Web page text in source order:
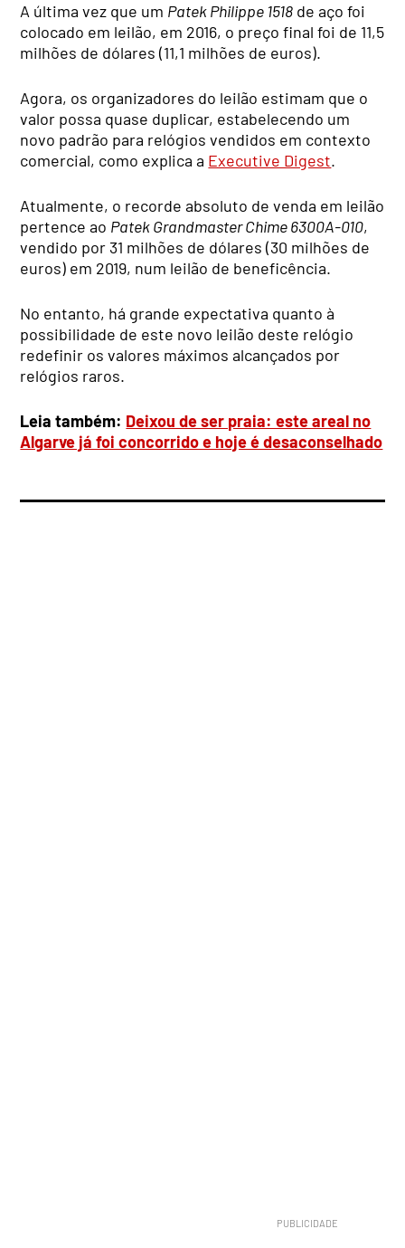
A última vez que um Patek Philippe 1518 de aço foi
colocado em leilão, em 2016, o preço final foi de 11,5
milhões de dólares (11,1 milhões de euros).
Agora, os organizadores do leilão estimam que o
valor possa quase duplicar, estabelecendo um
novo padrão para relógios vendidos em contexto
comercial, como explica a Executive Digest.
Atualmente, o recorde absoluto de venda em leilão
pertence ao Patek Grandmaster Chime 6300A-010,
vendido por 31 milhões de dólares (30 milhões de
euros) em 2019, num leilão de beneficência.
No entanto, há grande expectativa quanto à
possibilidade de este novo leilão deste relógio
redefinir os valores máximos alcançados por
relógios raros.
Leia também: Deixou de ser praia: este areal no
Algarve já foi concorrido e hoje é desaconselhado